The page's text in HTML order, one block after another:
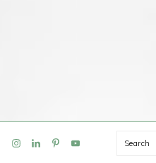
Search